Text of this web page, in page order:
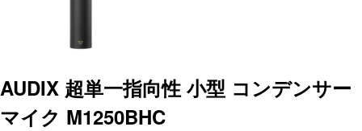
AUDIX 超単一指向性 小型 コンデンサー
マイク M1250BHC